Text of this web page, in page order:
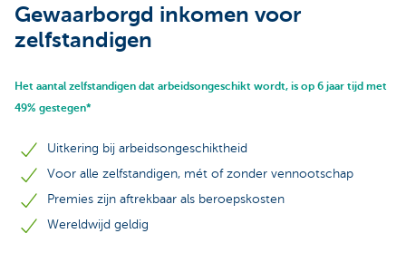
Gewaarborgd inkomen voor
zelfstandigen
Het aantal zelfstandigen dat arbeidsongeschikt wordt, is op 6 jaar tijd met
49% gestegen*
Uitkering bij arbeidsongeschiktheid
Voor alle zelfstandigen, mét of zonder vennootschap
Premies zijn aftrekbaar als beroepskosten
Wereldwijd geldig